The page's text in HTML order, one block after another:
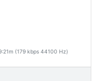
(179 kbps 44100 Hz)